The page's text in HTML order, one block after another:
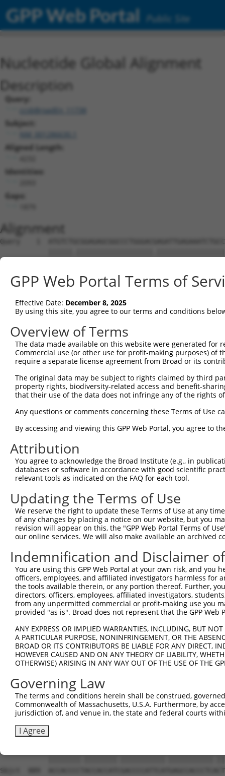
GPP Web Portal Public Site
Nucleotide Global Alignment
Description
Query:
ccsbBroadEn_11738
Subject:
Aligned Length:
Identities:
Gaps:
Alignment
Query    1  ATGTCTGCGGAGAGCGGCCCTGGGACGAGATTGAGAAATCTGCCAGTAATGGGGGATGGACTAGAAACTTCCCA  74
            ||||||.|||||||||||||||||||.|||||||||||||||||||||||||||||||||||||||||.|||||
Sbjct    1  ATGTCTACGGAGAGCGGCCCTGGGACAAGATTGAGAAATCTGCCAGTAATGGGGGATGGACTAGAAACCTCCCA  74

Query   75  AATGTCTACAACACAGGCCCAGGCCCAACCCCAGCCAGCCAACGCAGCCAGCACCAACCCCCCGCCCCCAGAGA  148
            ||||||||||||.||||||||||||||||||||||||||.||.||||||||||||||.||.||.||||||||||
Sbjct   75  AATGTCTACAACGCAGGCCCAGGCCCAACCCCAGCCAGCAAATGCAGCCAGCACCAATCCTCCACCCCCAGAGA  148

Query  149  CCTCCAACCCTAACAAGCCCAAGAGGCAGACCAACCAACTGCAATACCTGCTCAGAGTGGTGCTCAAGACACTA  222
            |||||||||||||||||||||||||.|||||.||||||||||||||.|||||||||||||||||||||||||||
Sbjct  149  CCTCCAACCCTAACAAGCCCAAGAGACAGACAAACCAACTGCAATATCTGCTCAGAGTGGTGCTCAAGACACTA  222

Query  223  TGGAAACACCAGTTTGCATGGCCTTTCCAGCAGCCTGTGGATGCCGTCAAGCTGAACCTCCCTGATTACTATAA  296
            |||||||||||||||||.|||||||||||||||||.||||||||||||||||||||||||||||||||||||||
Sbjct  223  TGGAAACACCAGTTTGCGTGGCCTTTCCAGCAGCCCGTGGATGCCGTCAAGCTGAACCTCCCTGATTACTATAA  296

Query  297  GATCATTAAAACGCCTATGGATATGGGAACAATAAAGAAGCGCTTGGAAAACAACTATTACTGGAATGCTCAGG  370
            |||.||||||||.||.||||||||||||||||||||||||||||||||||||||||||||||||||||||||||
Sbjct  297  GATTATTAAAACACCCATGGATATGGGAACAATAAAGAAGCGCTTGGAAAACAACTATTACTGGAATGCTCAGG  370

Query  371  AATGTATCCAGGACTTCAACACTATGTTTACAAATTGTTACATCTACAACAAGCCTGGAGATGACATAGTCTTA  444
            ||||||||||||||||||||||||||||||||||||||||||||||.||||||||||||||||||||.||||||
Sbjct  371  AATGTATCCAGGACTTCAACACTATGTTTACAAATTGTTACATCTATAACAAGCCTGGAGATGACATCGTCTTA  444

Query  445  ATGGCAGAAGCTCTGGAAAAGCTCTTCTTGCAAAAAATAAATGAGCTACCCACAGAAGAAACCGAGATCATGAT  518
            |||||||||||||||||.||||||||||||||||||||.|||||.||.||.|||||||||||.|||||||||||
Sbjct  445  ATGGCAGAAGCTCTGGAGAAGCTCTTCTTGCAAAAAATCAATGAACTGCCTACAGAAGAAACTGAGATCATGAT  518

Query  519  AGTCCAGGCAAAAGGAAGAGGACGTGGGAGGAAAGAAACAG---GGACAGCAAAACCTGGCGTTTCCACGGTAC  589
            ||||||||||||||||||||||||.||||||||||||||||   ||.|||||||.|||||.||.||||||||||
Sbjct  519  AGTCCAGGCAAAAGGAAGAGGACGAGGGAGGAAAGAAACAGGTAGGGCAGCAAAGCCTGGTGTATCCACGGTAC  592

Query  590  CAAACACAACTCAAGCATCGACTCCTCCGCAGACCCAGACCCCTCAGCCGAA---TCCTCCTCCTGTGCAGGCC  660
            |||||||||||||||||||.|||.||||||||||||||||.|||||||.|||   ||||||.||||||||||||
Sbjct  593  CAAACACAACTCAAGCATCAACTTCTCCGCAGACCCAGACGCCTCAGCAGAACCCTCCTCCACCTGTGCAGGCC  666

Query  661  ACGCCTCACCCCTTCCCTGCCGTCACCCCGGACCTCATCGTCCAGACCCCTGTCATGACAGTGGTGCCTCCCCA  734
            ||..||||||||||.|||||.||||||||.||||||||.|.||||.|.||||||||||||.|||||||.||.||
Sbjct  667  ACAACTCACCCCTTTCCTGCTGTCACCCCAGACCTCATTGCCCAGCCTCCTGTCATGACAATGGTGCCCCCTCA  740

Query  735  GCCACTGCAGACGCCCCCGCCAGTGCCCCCCCAGCCACAACCCCCACCCGCTCCAGCTCCCCAGCCCGTACAGA  808
            ||||||.|||||.||..|.||.||.|||||||||||||.|||||||||.|||||||.|||.|||||.||.||||
Sbjct  741  GCCACTTCAGACTCCTTCACCGGTACCCCCCCAGCCACCACCCCCACCTGCTCCAGTTCCACAGCCTGTGCAGA  814

Query  809  GCCACCCACCCATCATCGCGGCCACCCCACAGCCTGTGAAGACAAAGAAGGGAGTGAAGAGGAAAGCAGACACC  882
            |.|||||.||||||||.|||.|||||||.||||||||||||||||||||.||.|||||||||||||||||.|||
Sbjct  815  GTCACCCGCCCATCATTGCGACCACCCCCCAGCCTGTGAAGACAAAGAAAGGGGTGAAGAGGAAAGCAGATACC  888

Query  883  ACCACCCCCACCACCATTGACCCCATTCACGAGCCACCCTCGCTGCCCCCGGAGCCCAAGACCACCAAGCTGGG  956
            ||||||||.||||||||.|||||||||||.|||||||||||.|||.||||.||||||||||||.||||||||||
Sbjct  889  ACCACCCCTACCACCATCGACCCCATTCATGAGCCACCCTCACTGGCCCCAGAGCCCAAGACCGCCAAGCTGGG  962

Query  957  CCAGCGGCGGGAGAGCAGCCGGCCTGTGAAACCTCCAAAGAAGGACGTGCCCGACTCTCAGCAGCACCCAGCAC  1030
            .|..|||||||||||||||.|.||||||||.||||||||||||||.||.||.|||||.|||||||||||||..|
Sbjct  963  TCCTCGGCGGGAGAGCAGCAGACCTGTGAAGCCTCCAAAGAAGGATGTACCGGACTCACAGCAGCACCCAGGGC  1036

Query 1031  CAGAGAAGAGCAGCAAGGTCTCGGAGCAGCTCAAGTGCTGCAGCGGCATCCTCAAGGAGATGTTTGCCAAGAAG  1104
            |||||||||||||||||.||||.||||||||.|||||||||||.|||||||||||||||||||||||||||||.
Sbjct 1037  CAGAGAAGAGCAGCAAGATCTCTGAGCAGCTAAAGTGCTGCAGTGGCATCCTCAAGGAGATGTTTGCCAAGAAA  1110

Query 1105  CACGCCGCCTACGCCTGGCCCTTCTACAAGCCTGTGGACGTGGAGGCACTGGGCCTACACGACTACTGTGACAT  1178
            ||.||.|||||.||||||||.|||||||||||||||||.||||||||||||||.||.|||||||||||||||||
Sbjct 1111  CATGCTGCCTATGCCTGGCCTTTCTACAAGCCTGTGGATGTGGAGGCACTGGGTCTGCACGACTACTGTGACAT  1184

Query 1179  CATCAAGCACCCCATGGACATGAGCACAATCAAGTCTAAACTGGAGGCCCGTGAGTACCGTGATGCTCAGGAGT  1252
            ||||||.||.||||||||||||||||||||||||||||||||.|||.||||.||||||.|.|||||.|||||.|
Sbjct 1185  CATCAAACATCCCATGGACATGAGCACAATCAAGTCTAAACTAGAGTCCCGAGAGTACAGAGATGCCCAGGAAT  1258

Query 1253  TTGGTGCTGACGTCCGATTGATGTTCTCCAACTGCTATAAGTACAACCCTCCTGACCATGAGGTGGTGGCCATG  1326
            ||||||||||.||||||||||||||||||||||||||.|||||||||||.|||||||||||.|||||.||||||
Sbjct 1259  TTGGTGCTGATGTCCGATTGATGTTCTCCAACTGCTACAAGTACAACCCCCCTGACCATGAAGTGGTAGCCATG  1332

Query 1327  GCCCGCAAGCTCCAGGATGTGTTCGAAATGCGCTTTGCCAAGATGCCGGACGAGCCTGAGGAGCCAGTGGTGGC  1400
            ||.||.||.||||||||||||||.|||||||||||||||||||||||.||.||||||||.||||||||.||..|
Sbjct 1333  GCTCGAAAACTCCAGGATGTGTTTGAAATGCGCTTTGCCAAGATGCCTGATGAGCCTGAAGAGCCAGTTGTTAC  1406

Query 1401  CGTGTCCTCCCCGGCAGTGCCCCCTCCCACCAAGGTTGTGGCCCCGCCCTCATCCAGCGACAGCAGCAGCGATA  1474
            .||||||||.||.||||||||.||.||.||.|||||.||.|||||.||||||||.||.||||||||||||||.|
Sbjct 1407  AGTGTCCTCTCCTGCAGTGCCACCCCCTACAAAGGTGGTAGCCCCACCCTCATCTAGTGACAGCAGCAGCGACA  1480

Query 1475  GCTCCTCGGACAGTGACAGTTCGACTGATGACTCTGAGGAGGAGCGAGCCCAGCGGCTGGCTGAGCTCCAGGAG  1548
            |.||.||.|||||.||||||||.|||||.|||||||||||.|||||||||||||||||||||||.||||||||.
Sbjct 1481  GTTCTTCCGACAGCGACAGTTCCACTGACGACTCTGAGGAAGAGCGAGCCCAGCGGCTGGCTGAACTCCAGGAA  1554

Query 1549  CAGCTCAAAGCCGTGCACGAGCAGCTTGCAGCCCTCTCTCAGCCCCAGCAGAACAAACCAAAGAAAAAGGAGAA  1622
            ||||||||.||||||||.||||||||||||||||||||.|||||||||||||||||||||||||||||||||||
Sbjct 1555
GPP Web Portal Terms of
Effective Date: December 8, 2025
By using this site, you agree to our terms and conditions
Overview of Terms
The data made available on this website were generated
Commercial use (or other use for profit-making purposes) of
require a separate license agreement from Broad or its
The original data may be subject to rights claimed by third
property rights, biodiversity-related access and benefit-
that their use of the data does not infringe any of the rights
Any questions or comments concerning these Terms of Use
By accessing and viewing this GPP Web Portal, you agree to
Attribution
You agree to acknowledge the Broad Institute (e.g., in
databases or software in accordance with good scientific
relevant tools as indicated on the FAQ for each tool.
Updating the Terms of Use
We reserve the right to update these Terms of Use at any
of any changes by placing a notice on our website, but you
revision will appear on this, the "GPP Web Portal Terms of
our online services. We will also make available an archived
Indemnification and Disclaimer
You are using this GPP Web Portal at your own risk, and
officers, employees, and affiliated investigators harmless for
the tools available therein, or any portion thereof. Further,
directors, officers, employees, affiliated investigators,
from any unpermitted commercial or profit-making use you
provided "as is". Broad does not represent that the GPP
ANY EXPRESS OR IMPLIED WARRANTIES, INCLUDING, BUT
A PARTICULAR PURPOSE, NONINFRINGEMENT, OR THE
BROAD OR ITS CONTRIBUTORS BE LIABLE FOR ANY DIRECT,
HOWEVER CAUSED AND ON ANY THEORY OF LIABILITY,
OTHERWISE) ARISING IN ANY WAY OUT OF THE USE OF THE
Governing Law
The terms and conditions herein shall be construed,
Commonwealth of Massachusetts, U.S.A. Furthermore, by
jurisdiction of, and venue in, the state and federal courts
I Agree